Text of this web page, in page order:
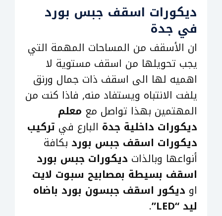
ديكورات اسقف جبس بورد
في جدة
ان الأسقف من المساحات المهمة التي
يجب تحويلها من اسقف مستوية لا
اهميه لها الى اسقف ذات جمال ورنق
يلفت الانتباه ويستفاد منه, فاذا كنت من
المهتمين بهذا تواصل مع معلم
ديكورات داخلية جدة البارع في تركيب
ديكورات اسقف جبس بورد بكافة
أنواعها وبالذات ديكورات جبس بورد
اسقف بسيطة بمصابيح سبوت لايت
او ديكور اسقف جبسون بورد باضاه
ليد “LED”
.